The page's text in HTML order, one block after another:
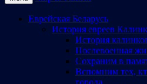
Еврейская Беларусь
История евреев
История
Послевоенная
Сохраним в
Вспомним тех,
города